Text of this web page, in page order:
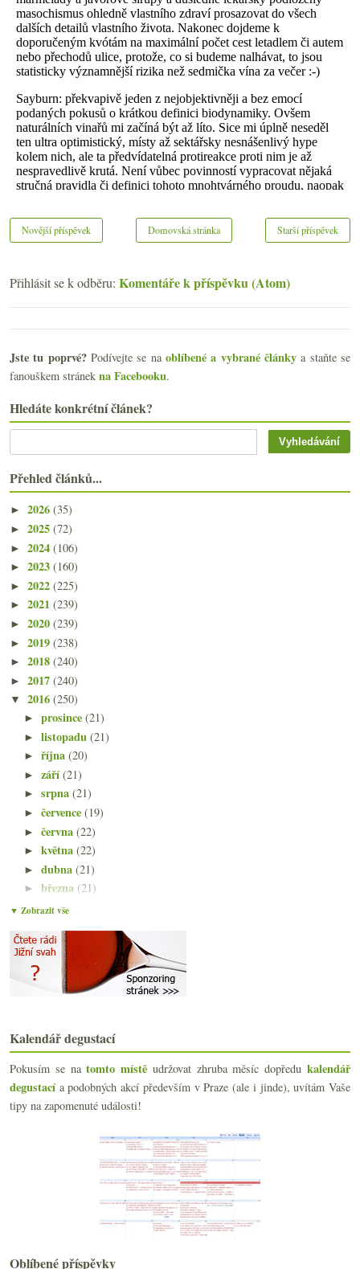
Novější příspěvek Starší příspěvek
Domovská stránka
Přihlásit se k odběru: Komentáře k příspěvku (Atom)
Jste tu poprvé?Podívejte se naoblíbené a vybrané články a staňte se
fanouškem stránek na Facebooku.
Hledáte konkrétní článek?
Přehled článků...
► 2026 (35)
► 2025 (72)
► 2024 (106)
► 2023 (160)
► 2022 (225)
► 2021 (239)
► 2020 (239)
► 2019 (238)
► 2018 (240)
► 2017 (240)
▼ 2016 (250)
►prosince(21)
►listopadu(21)
►října(20)
►září(21)
►srpna(21)
►července(19)
►června(22)
►května(22)
►dubna(21)
►března (21)
►února
Chutná X nechutná a složitější degustační popisy
Tschida, chlastací červená a rodinný rozpočet
Co přináší novelizovaný vinařský zákon
Xinomavro a degustace Kir-Yianni
Ryzlink z Německa, Alsaska i Moravy
Datum k odstřelu a láhev výtečného naturálního šam...
Sauvignon & Chenin
Legendární Lopez de Heredia
Minivertikála Croix-Mouton a základní družstevní b...
Kolik lahví vína máte a jak je skladujete?
Opájím se maďarským Furmintem
Dvě druhá vína z Bordeaux
Doporučení pít méně v UK, naturální kuřecí analogie
Zajímavá netradiční cava a Bowie
Výtečné moravské Chardonnay a bezva Býčí krev
Chutný španělský manifest
Rekapitulace ročníku 2015 na Jižním svahu
▼ Zobrazit vše
Kalendář degustací
Pokusím se natomto místě udržovat zhruba měsíc dopředukalendář
degustacía podobných akcí především v Praze (ale i jinde), uvítám Vaše
tipy na zapomenuté události!
Oblíbené příspěvky